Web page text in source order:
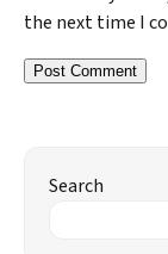
the next time I
Search